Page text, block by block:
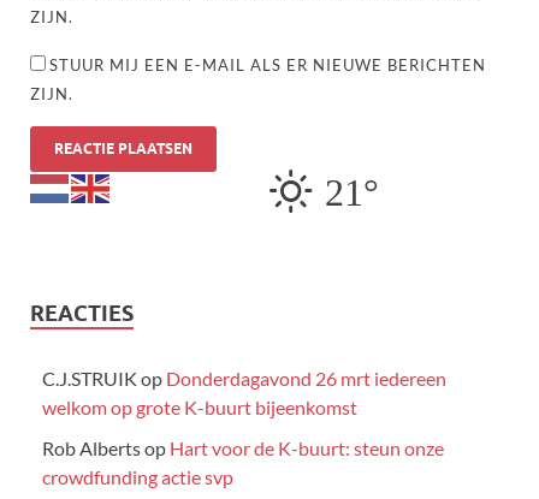
ZIJN.
STUUR MIJ EEN E-MAIL ALS ER NIEUWE BERICHTEN
ZIJN.
21°
REACTIES
C.J.STRUIK op Donderdagavond 26 mrt iedereen
welkom op grote K-buurt bijeenkomst
Rob Albertsop Hart voor de K-buurt: steun onze
crowdfunding actie svp